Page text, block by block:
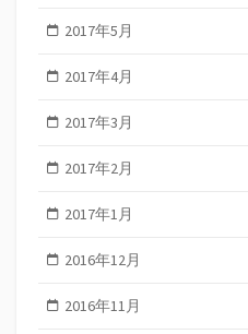
2017年5月
2017年4月
2017年3月
2017年2月
2017年1月
2016年12月
2016年11月